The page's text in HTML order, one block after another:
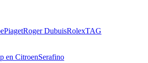
PiagetRoger DubuisRolexTAG
en CitroenSerafino